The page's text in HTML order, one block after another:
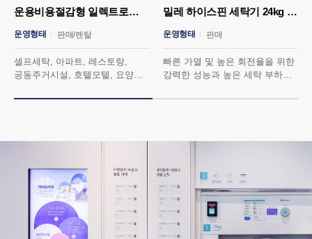
운용비용절감형 일렉트로룩스 세탁기 28kg
운영형태 판매/렌탈
셀프세탁, 아파트, 레스토랑,
공동주거시설, 호텔모텔, 요양원,
범용/VFD장치로 최적의 세탁과
밀레 하이스핀 세탁기 24kg (웻클리닝)
운영형태 판매
빠른 가열 및 높은 회전율을 위한
강력한 성능과 높은 세탁 부하를
세탁을 위한 지능형 솔루션을